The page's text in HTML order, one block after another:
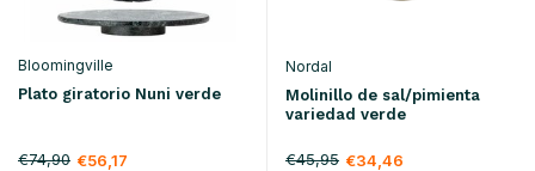
Bloomingville
Plato giratorio Nuni verde
€74,90 €56,17
Nordal
Molinillo de sal/pimienta
variedad verde
€45,95 €34,46